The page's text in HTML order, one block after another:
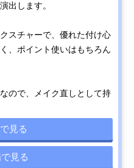
出します。
スチャーで、優れた付け心
、ポイント使いはもちろん
ので、メイク直しとして持
見る
見る